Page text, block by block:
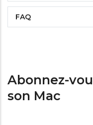
FAQ
Abonnez-
son Mac